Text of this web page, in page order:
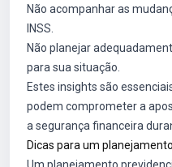
Não acompanhar as
INSS.
Não planejar
para sua situação.
Estes insights são
podem comprometer a
a segurança financeira
Dicas para um